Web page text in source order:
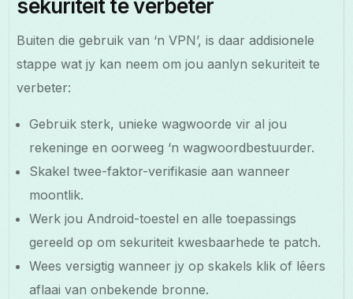
sekuriteit te verbeter
Buiten die gebruik van ‘n VPN’, is daar addisionele
stappe wat jy kan neem om jou aanlyn sekuriteit te
verbeter:
Gebruik sterk, unieke wagwoorde vir al jou
rekeninge en oorweeg ‘n wagwoordbestuurder.
Skakel twee-faktor-verifikasie aan wanneer
moontlik.
Werk jou Android-toestel en alle toepassings
gereeld op om sekuriteit kwesbaarhede te patch.
Wees versigtig wanneer jy op skakels klik of lêers
aflaai van onbekende bronne.